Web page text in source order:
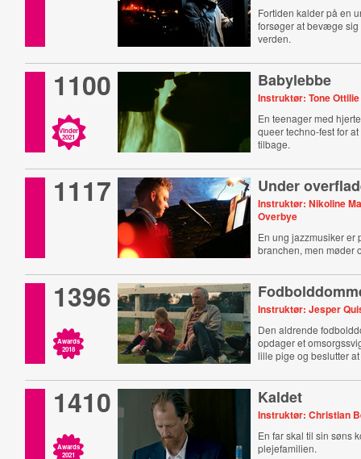
Fortiden kalder på en
forsøger at bevæge
verden.
1100
Vinder
2021
Babylebbe
Instruktør: Tone Ottilie
En teenager med
queer techno-fest for
tilbage.
1117 Under
Instruktør: Nikoline
Overbye
En ung jazzmusiker er
branchen, men møder
1396
Awards
2018
Instruktør: Jesper
Den aldrende
opdager et
lille pige og beslutter
1410
Awards
2021
Kaldet
Instruktør: Christian
En far skal til sin søns
plejefamilien.